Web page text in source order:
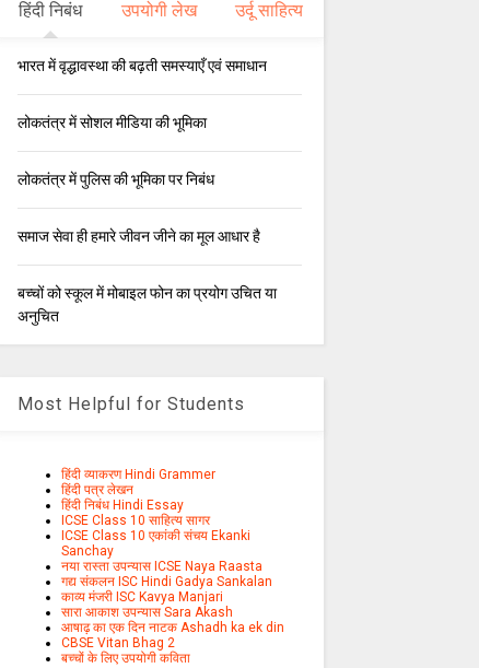
हिंदी निबंध उपयोगी लेख उर्दू साहित्य
भारत में वृद्धावस्था की बढ़ती समस्याएँ एवं समाधान
लोकतंत्र में सोशल मीडिया की भूमिका
लोकतंत्र में पुलिस की भूमिका पर निबंध
समाज सेवा ही हमारे जीवन जीने का मूल आधार है
बच्चों को स्कूल में मोबाइल फोन का प्रयोग उचित या
अनुचित
Most Helpful for Students
हिंदी व्याकरण Hindi Grammer
हिंदी पत्र लेखन
हिंदी निबंध Hindi Essay
ICSE Class 10 साहित्य सागर
ICSE Class 10 एकांकी संचय Ekanki
Sanchay
नया रास्ता उपन्यास ICSE Naya Raasta
गद्य संकलन ISC Hindi Gadya Sankalan
काव्य मंजरी ISC Kavya Manjari
सारा आकाश उपन्यास Sara Akash
आषाढ़ का एक दिन नाटक Ashadh ka ek din
CBSE Vitan Bhag 2
बच्चों के लिए उपयोगी कविता